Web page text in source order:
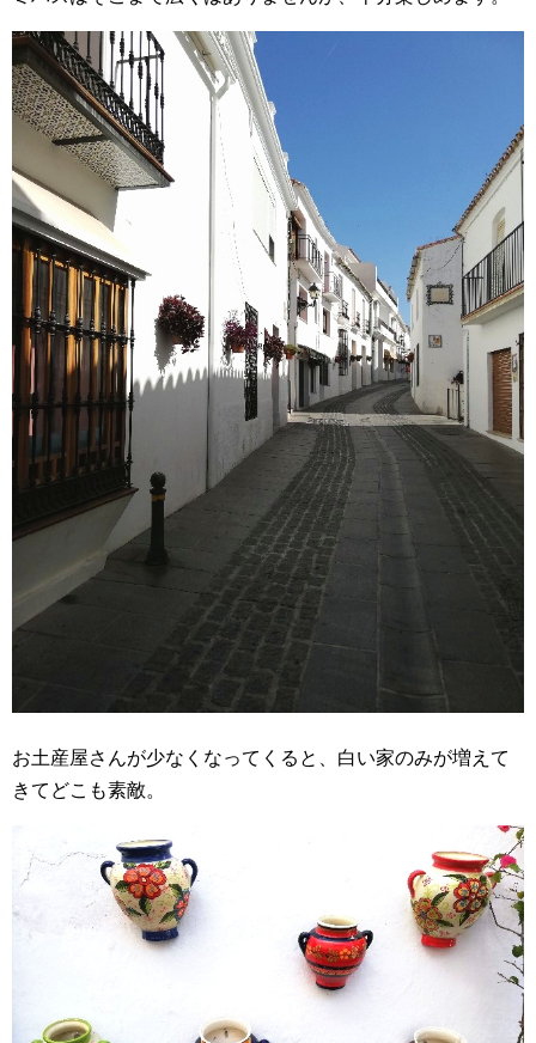
お土産屋さんが少なくなってくると、白い家のみが増えて
きてどこも素敵。